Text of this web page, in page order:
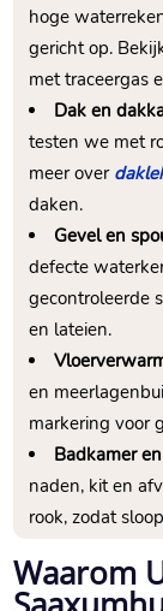
hoge
gericht op.​
met traceergas
Dak en
testen we met
meer over
daken.​
Gevel en
defecte
gecontroleerde
en lateien.​
en
markering voor
Badkamer
naden, kit en
rook, zodat
Waarom